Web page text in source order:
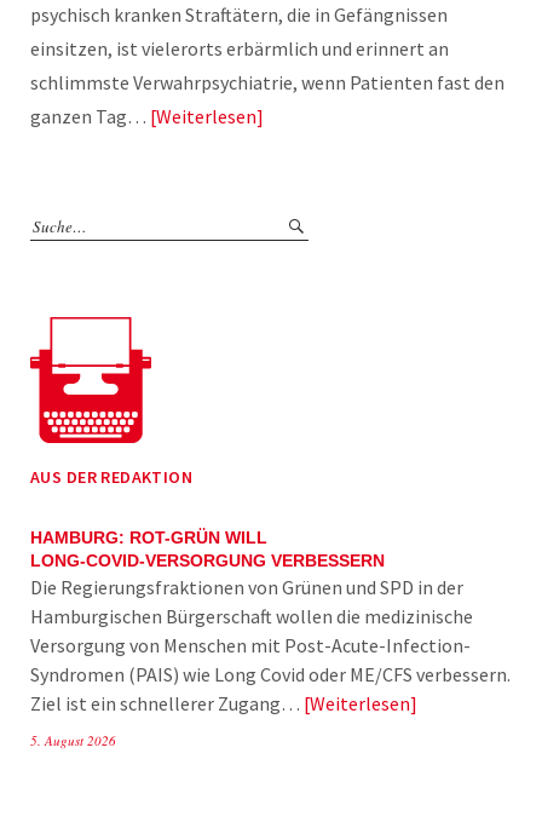
psychisch kranken Straftätern, die in Gefängnissen
einsitzen, ist vielerorts erbärmlich und erinnert an
schlimmste Verwahrpsychiatrie, wenn Patienten fast den
ganzen Tag… Weiterlesen
AUS DER REDAKTION
HAMBURG: ROT-GRÜN WILL
LONG-COVID-VERSORGUNG VERBESSERN
Die Regierungsfraktionen von Grünen und SPD in der
Hamburgischen Bürgerschaft wollen die medizinische
Versorgung von Menschen mit Post-Acute-Infection-
Syndromen (PAIS) wie Long Covid oder ME/CFS verbessern.
Ziel ist ein schnellerer Zugang… Weiterlesen
5. August 2026